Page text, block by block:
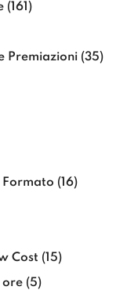
(161)
Premiazioni (35)
(16)
Cost (15)
ore (5)